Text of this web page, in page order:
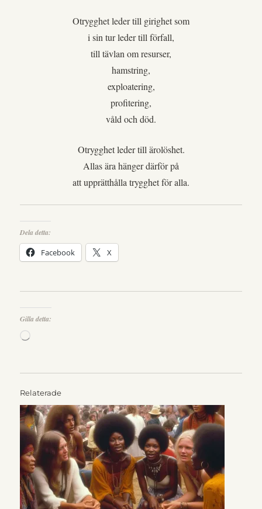
Otrygghet leder till girighet som
i sin tur leder till förfall,
till tävlan om resurser,
hamstring,
exploatering,
profitering,
våld och död.
Otrygghet leder till ärolöshet.
Allas ära hänger därför på
att upprätthålla trygghet för alla.
Dela detta:
Facebook X
Gilla detta:
Laddar
Relaterade